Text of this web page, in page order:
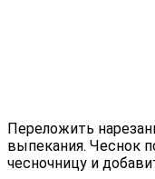
Переложить
выпекания. Чеснок
чесночницу и